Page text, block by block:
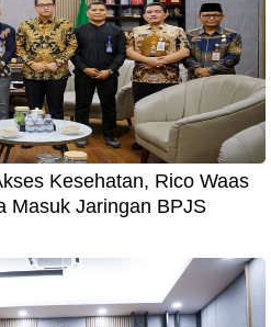
Kesehatan, Rico Waas
Masuk Jaringan BPJS